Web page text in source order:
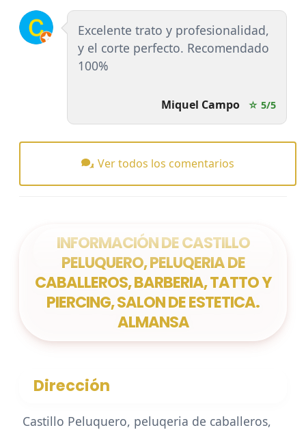
Excelente trato y profesionalidad,
y el corte perfecto. Recomendado
100%
Miquel Campo ☆ 5/5
Ver todos los comentarios
INFORMACIÓN DE CASTILLO
PELUQUERO, PELUQERIA DE
CABALLEROS, BARBERIA, TATTO Y
PIERCING, SALON DE ESTETICA.
ALMANSA
Dirección
Castillo Peluquero, peluqeria de caballeros,